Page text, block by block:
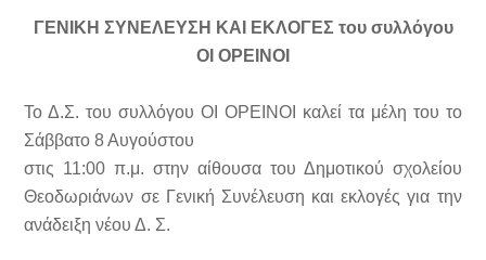
ΓΕΝΙΚΗ ΣΥΝΕΛΕΥΣΗ ΚΑΙ ΕΚΛΟΓΕΣ του συλλόγου
ΟΙ ΟΡΕΙΝΟΙ
Το Δ.Σ. του συλλόγου ΟΙ ΟΡΕΙΝΟΙ καλεί τα μέλη του το
Σάββατο 8 Αυγούστου
στις 11:00 π.μ. στην αίθουσα του Δημοτικού σχολείου
Θεοδωριάνων σε Γενική Συνέλευση και εκλογές για την
ανάδειξη νέου Δ. Σ.